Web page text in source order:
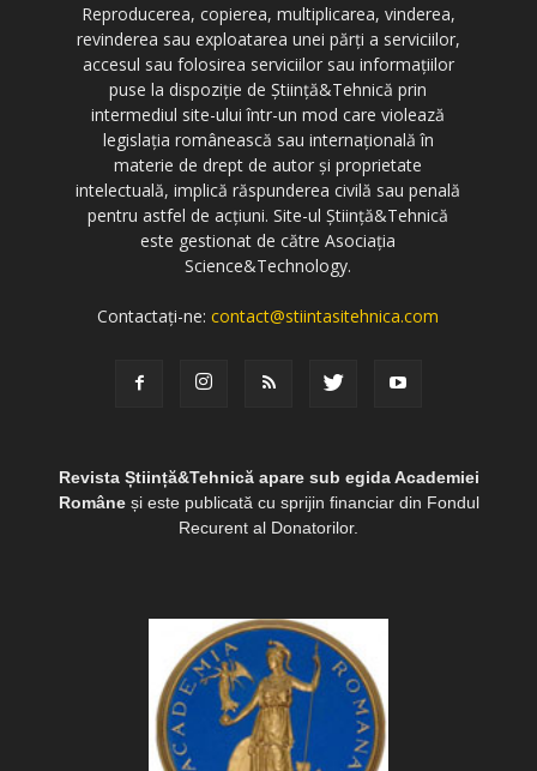
Reproducerea, copierea, multiplicarea, vinderea,
revinderea sau exploatarea unei părți a serviciilor,
accesul sau folosirea serviciilor sau informațiilor
puse la dispoziție de Știință&Tehnică prin
intermediul site-ului într-un mod care violează
legislația românească sau internațională în
materie de drept de autor și proprietate
intelectuală, implică răspunderea civilă sau penală
pentru astfel de acțiuni. Site-ul Știință&Tehnică
este gestionat de către Asociația
Science&Technology.
Contactați-ne:contact@stiintasitehnica.com
Revista Știință&Tehnică apare sub egida Academiei
Româneși este publicată cu sprijin financiar din Fondul
Recurent al Donatorilor.